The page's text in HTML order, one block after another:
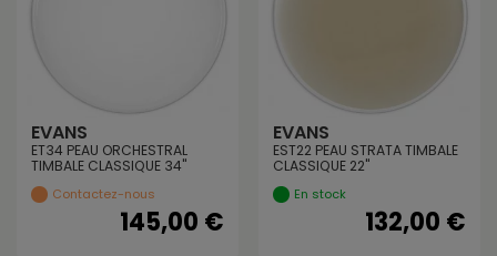
EVANS
ET34 PEAU ORCHESTRAL
TIMBALE CLASSIQUE 34"
Contactez-nous
145,00 €
EVANS
EST22 PEAU STRATA TIMBALE
CLASSIQUE 22"
En stock
132,00 €